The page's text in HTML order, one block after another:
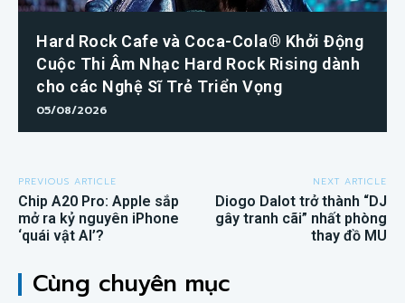
Hard Rock Cafe và Coca-Cola® Khởi Động
Cuộc Thi Âm Nhạc Hard Rock Rising dành
cho các Nghệ Sĩ Trẻ Triển Vọng
05/08/2026
PREVIOUS ARTICLE
Chip A20 Pro: Apple sắp
mở ra kỷ nguyên iPhone
‘quái vật AI’?
NEXT ARTICLE
Diogo Dalot trở thành “DJ
gây tranh cãi” nhất phòng
thay đồ MU
Cùng chuyên mục